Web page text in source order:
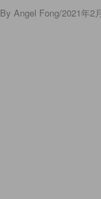
By Angel Fong/2021年2